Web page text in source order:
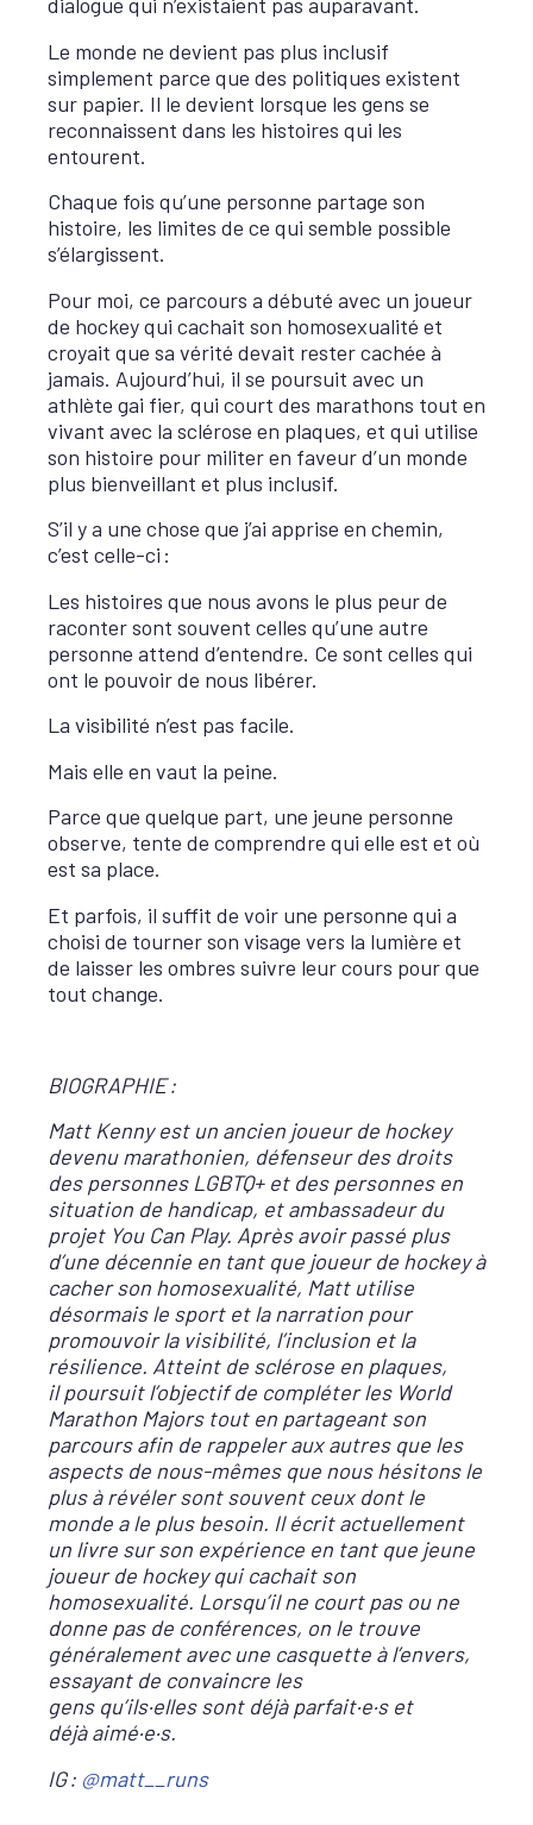
Le monde ne devient pas plus inclusif
simplement parce que des politiques existent
sur papier. Il le devient lorsque les gens se
reconnaissent dans les histoires qui les
entourent.
Chaque fois qu’une personne partage son
histoire, les limites de ce qui semble possible
s’élargissent.
Pour moi, ce parcours a débuté avec un joueur
de hockey qui cachait son homosexualité et
croyait que sa vérité devait rester cachée à
jamais. Aujourd’hui, il se poursuit avec un
athlète gai fier, qui court des marathons tout en
vivant avec la sclérose en plaques, et qui utilise
son histoire pour militer en faveur d’un monde
plus bienveillant et plus inclusif.
S’il y a une chose que j’ai apprise en chemin,
c’est celle-ci :
Les histoires que nous avons le plus peur de
raconter sont souvent celles qu’une autre
personne attend d’entendre. Ce sont celles qui
ont le pouvoir de nous libérer.
La visibilité n’est pas facile.
Mais elle en vaut la peine.
Parce que quelque part, une jeune personne
observe, tente de comprendre qui elle est et où
est sa place.
Et parfois, il suffit de voir une personne qui a
choisi de tourner son visage vers la lumière et
de laisser les ombres suivre leur cours pour que
tout change.
BIOGRAPHIE :
Matt Kenny est un ancien joueur de hockey
devenu marathonien, défenseur des droits
des personnes LGBTQ+ et des personnes en
situation de handicap, et ambassadeur du
projet You Can Play. Après avoir passé plus
d’une décennie en tant que joueur de hockey à
cacher son homosexualité, Matt utilise
désormais le sport et la narration pour
promouvoir la visibilité, l’inclusion et la
résilience. Atteint de sclérose en plaques,
il poursuit l’objectif de compléter les World
Marathon Majors tout en partageant son
parcours afin de rappeler aux autres que les
aspects de nous-mêmes que nous hésitons le
plus à révéler sont souvent ceux dont le
monde a le plus besoin. Il écrit actuellement
un livre sur son expérience en tant que jeune
joueur de hockey qui cachait son
homosexualité. Lorsqu’il ne court pas ou ne
donne pas de conférences, on le trouve
généralement avec une casquette à l’envers,
essayant de convaincre les
gens qu’ils·elles sont déjà parfait·e·s et
déjà aimé·e·s.
IG : @matt__runs